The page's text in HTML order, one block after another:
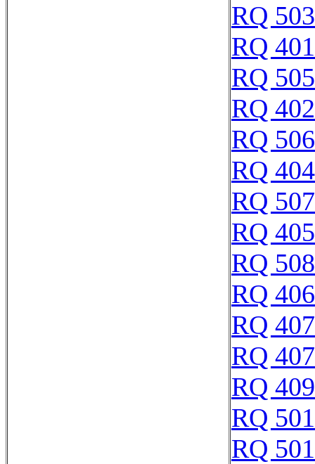
RQ
RQ
RQ
RQ
RQ
RQ
RQ
RQ
RQ
RQ
RQ
RQ
RQ
RQ
RQ